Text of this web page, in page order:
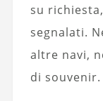
su
segnalati.
altre navi,
di souvenir.